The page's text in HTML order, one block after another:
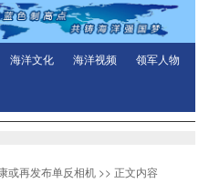
海洋文化 海洋视频 领军人物
或再发布单反相机 >> 正文内容